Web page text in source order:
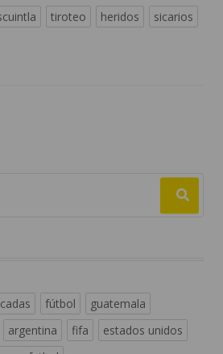
tiroteo heridos
sicarios
fútbol
guatemala
argentina fifa
estados unidos